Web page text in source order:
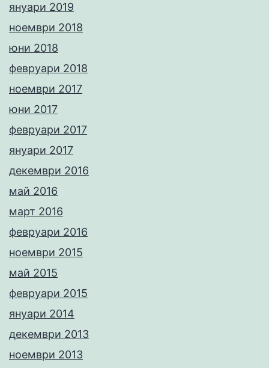
януари 2019
ноември 2018
юни 2018
февруари 2018
ноември 2017
юни 2017
февруари 2017
януари 2017
декември 2016
май 2016
март 2016
февруари 2016
ноември 2015
май 2015
февруари 2015
януари 2014
декември 2013
ноември 2013